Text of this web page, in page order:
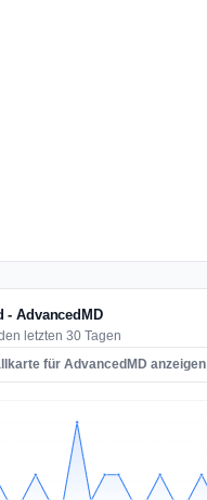
- AdvancedMD
letzten 30 Tagen
für AdvancedMD anzeigen